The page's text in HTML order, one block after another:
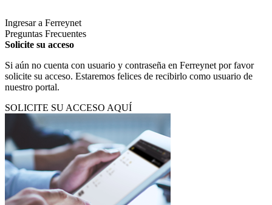
Ingresar a Ferreynet
Preguntas Frecuentes
Solicite su acceso
Si aún no cuenta con usuario y contraseña en Ferreynet por favor
solicite su acceso. Estaremos felices de recibirlo como usuario de
nuestro portal.
SOLICITE SU ACCESO AQUÍ